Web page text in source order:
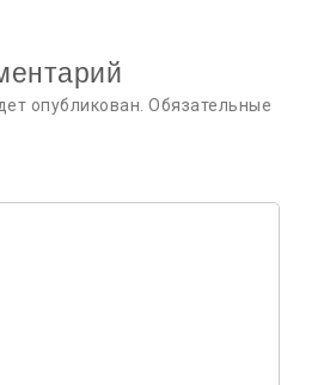
опубликован. Обязательные